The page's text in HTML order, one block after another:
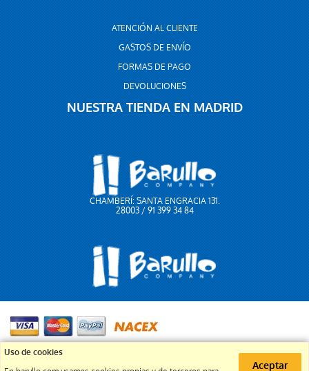
ATENCIÓN AL CLIENTE
GASTOS DE ENVÍO
FORMAS DE PAGO
DEVOLUCIONES
NUESTRA TIENDA EN MADRID
CHAMBERÍ: SANTA ENGRACIA 131.
28003 / 91 399 34 84
91 399 34 84 Aceptar
Uso de cookies